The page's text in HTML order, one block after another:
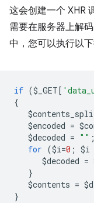
这会创建一个 XHR
需要在服务器上解
中，您可以执行以下
if ($_GET[
{
$encoded =
$decoded = "" ;
for ($i=0 ; $i
$decoded =
}
$contents =
}